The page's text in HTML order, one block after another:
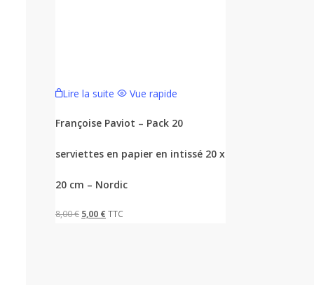
Lire la suite Vue rapide
Françoise Paviot – Pack 20
serviettes en papier en intissé 20 x
20 cm – Nordic
8,00€ Le
5,00 € Le
TTC